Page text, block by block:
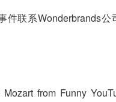
件联系Wonderbrands
from Funny